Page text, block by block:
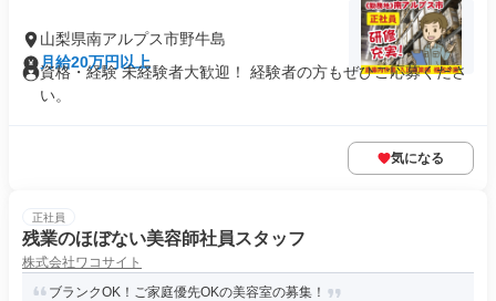
山梨県南アルプス市野牛島
月給20万円以上
資格・経験 未経験者大歓迎！ 経験者の方もぜひご応募くださ
い。
気になる
正社員
残業のほぼない美容師社員スタッフ
株式会社ワコサイト
ブランクOK！ご家庭優先OKの美容室の募集！